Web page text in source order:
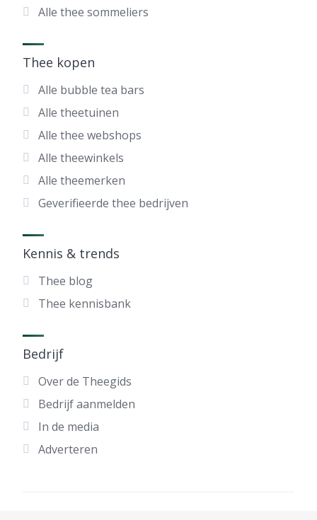
Alle thee sommeliers
Thee kopen
Alle bubble tea bars
Alle theetuinen
Alle thee webshops
Alle theewinkels
Alle theemerken
Geverifieerde thee bedrijven
Kennis & trends
Thee blog
Thee kennisbank
Bedrijf
Over de Theegids
Bedrijf aanmelden
In de media
Adverteren